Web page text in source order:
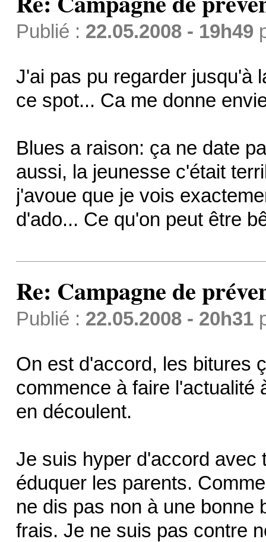
Publié : 22.05.2008 - 19h49
J'ai pas pu regarder jusqu'à
ce spot... Ca me donne
Blues a raison: ça ne date
aussi, la jeunesse c'était
j'avoue que je vois
d'ado... Ce qu'on peut être
Re: Campagne de
Publié : 22.05.2008 - 20h31
On est d'accord, les bitures
commence à faire l'actualité
en découlent.
Je suis hyper d'accord avec
éduquer les parents.
ne dis pas non à une bonne
frais. Je ne suis pas contre